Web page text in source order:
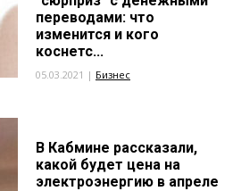
переводами: что
изменится и кого
коснетс...
05.03.2021 | Бизнес
В Кабмине рассказали,
какой будет цена на
электроэнергию в апреле